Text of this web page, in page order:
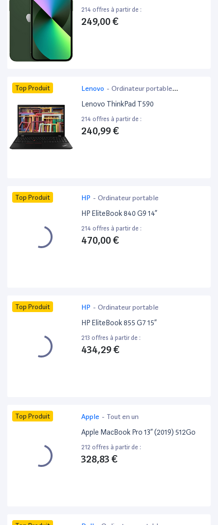
214 offres à partir de :
249,00 €
Top Produit Lenovo - Ordinateur portable
bureautique
Lenovo ThinkPad T590
214 offres à partir de :
240,99 €
Top Produit HP - Ordinateur portable
HP EliteBook 840 G9 14”
214 offres à partir de :
470,00 €
Top Produit HP - Ordinateur portable
HP EliteBook 855 G7 15”
213 offres à partir de :
434,29 €
Top Produit Apple - Tout en un
Apple MacBook Pro 13” (2019) 512Go
212 offres à partir de :
328,83 €